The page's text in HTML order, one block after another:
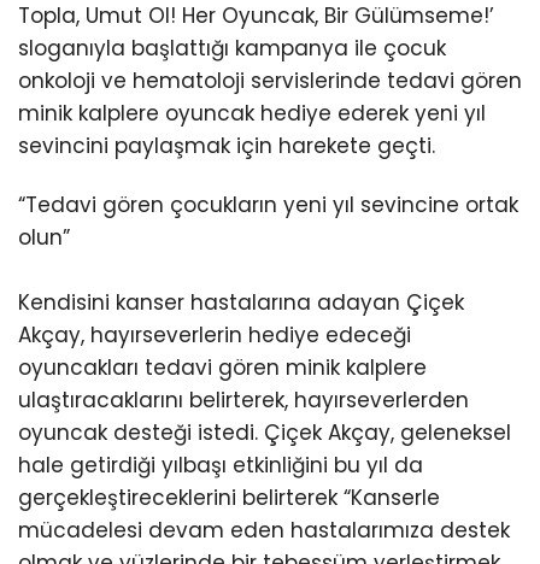
Topla, Umut Ol! Her Oyuncak, Bir Gülümseme!’
sloganıyla başlattığı kampanya ile çocuk
onkoloji ve hematoloji servislerinde tedavi gören
minik kalplere oyuncak hediye ederek yeni yıl
sevincini paylaşmak için harekete geçti.
“Tedavi gören çocukların yeni yıl sevincine ortak
olun”
Kendisini kanser hastalarına adayan Çiçek
Akçay, hayırseverlerin hediye edeceği
oyuncakları tedavi gören minik kalplere
ulaştıracaklarını belirterek, hayırseverlerden
oyuncak desteği istedi. Çiçek Akçay, geleneksel
hale getirdiği yılbaşı etkinliğini bu yıl da
gerçekleştireceklerini belirterek “Kanserle
mücadelesi devam eden hastalarımıza destek